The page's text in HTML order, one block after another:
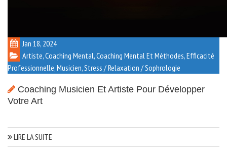
Jan 18, 2024
Artiste,Coaching Mental,Coaching Mental Et Méthodes,Efficacité
Professionnelle,Musicien,Stress / Relaxation / Sophrologie
Coaching Musicien Et Artiste Pour Développer
Votre Art
LIRE LA SUITE